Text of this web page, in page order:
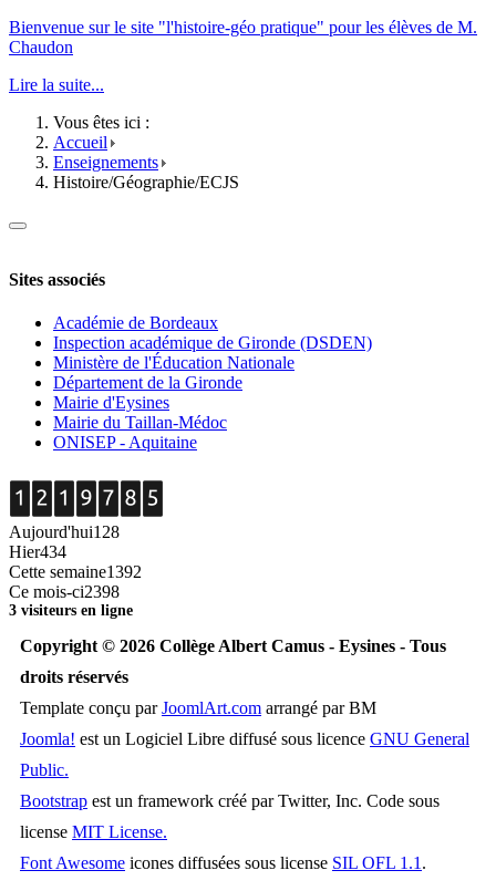
Bienvenue sur le site "l'histoire-géo pratique" pour les élèves de M.
Chaudon
Lire la suite...
Vous êtes ici :
Accueil
Enseignements
Histoire/Géographie/ECJS
Sites associés
Académie de Bordeaux
Inspection académique de Gironde (DSDEN)
Ministère de l'Éducation Nationale
Département de la Gironde
Mairie d'Eysines
Mairie du Taillan-Médoc
ONISEP - Aquitaine
Aujourd'hui128
Hier434
Cette semaine1392
Ce mois-ci2398
3 visiteurs en ligne
Copyright © 2026 Collège Albert Camus - Eysines - Tous
droits réservés
Template conçu parJoomlArt.com arrangé par BM
Joomla! est un Logiciel Libre diffusé sous licence GNU General
Public.
Bootstrap est un framework créé par Twitter, Inc. Code sous
license MIT License.
Font Awesome icones diffusées sous license SIL OFL 1.1 .